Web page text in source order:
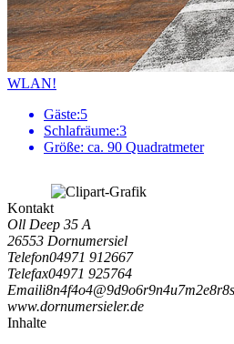
WLAN!
Gäste:5
Schlafräume:3
Größe: ca. 90 Quadratmeter
Kontakt
Oll Deep 35 A
26553 Dornumersiel
Telefon04971 912667
Telefax04971 925764
Emaili8n4f4o4@9d9o6r9n4u7m2e8r8s
www.dornumersieler.de
Inhalte